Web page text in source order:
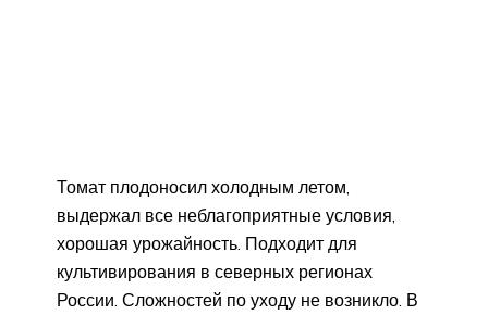
Томат плодоносил холодным летом,
выдержал все неблагоприятные условия,
хорошая урожайность. Подходит для
культивирования в северных регионах
России. Сложностей по уходу не возникло. В